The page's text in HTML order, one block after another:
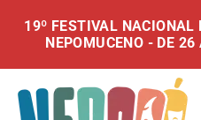
19º FESTIVAL NACIONAL
NEPOMUCENO - DE